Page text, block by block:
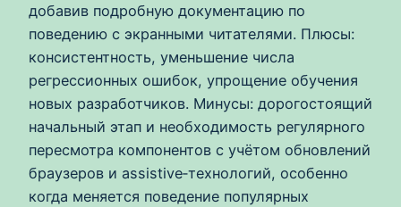
добавив подробную документацию по
поведению с экранными читателями. Плюсы:
консистентность, уменьшение числа
регрессионных ошибок, упрощение обучения
новых разработчиков. Минусы: дорогостоящий
начальный этап и необходимость регулярного
пересмотра компонентов с учётом обновлений
браузеров и assistive‑технологий, особенно
когда меняется поведение популярных